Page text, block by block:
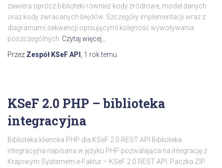
zawiera oprócz biblioteki również kody źródłowe, model danych
oraz kody zwracanych błędów. Szczegóły implementacji wraz z
diagramami sekwencji opisującymi kolejność wywoływania
poszczególnych Czytaj więcej…
Przez Zespół KSeF API 1 roktemu
KSeF 2.0 PHP – biblioteka
integracyjna
Biblioteka kliencka PHP dla KSeF 2.0 REST API Biblioteka
integracyjna napisana w języku PHP pozwalająca na integrację z
Krajowym Systemem e-Faktur – KSeF 2.0 REST API. Paczka ZIP